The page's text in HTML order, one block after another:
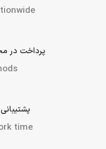
پرداخت در
time